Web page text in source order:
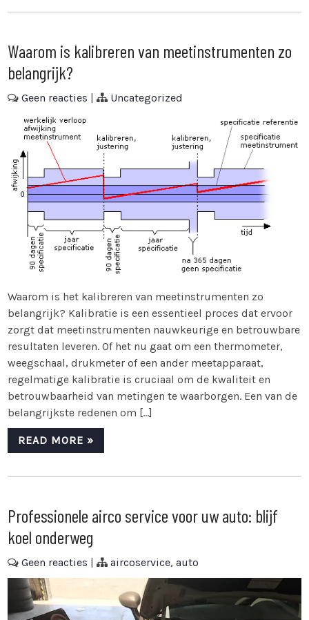
Waarom is kalibreren van meetinstrumenten zo
belangrijk?
Geen reacties | Uncategorized
Waarom is het kalibreren van meetinstrumenten zo
belangrijk? Kalibratie is een essentieel proces dat ervoor
zorgt dat meetinstrumenten nauwkeurige en betrouwbare
resultaten leveren. Of het nu gaat om een thermometer,
weegschaal, drukmeter of een ander meetapparaat,
regelmatige kalibratie is cruciaal om de kwaliteit en
betrouwbaarheid van metingen te waarborgen. Een van de
belangrijkste redenen om […]
READ MORE »
Professionele airco service voor uw auto: blijf
koel onderweg
Geen reacties | aircoservice,auto